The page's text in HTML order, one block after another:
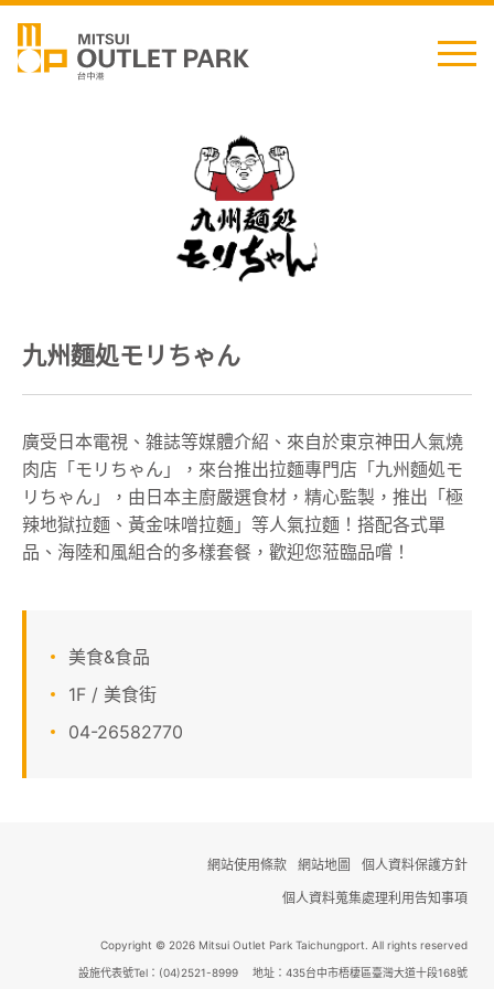
最新消息
櫃位資訊
顧客服務
線上DM
九州麵処モリちゃん
廣受日本電視、雑誌等媒體介紹、來自於東京神田人氣燒
肉店「モリちゃん」，來台推出拉麵專門店「九州麵処モ
リちゃん」，由日本主廚嚴選食材，精心監製，推出「極
辣地獄拉麵、黃金味噌拉麵」等人氣拉麵！搭配各式單
品、海陸和風組合的多樣套餐，歡迎您蒞臨品嚐！
美食&食品
1F / 美食街
04-26582770
網站使用條款 網站地圖
個人資料保護方針
個人資料蒐集處理利用告知事項
Copyright © 2026 Mitsui Outlet Park Taichungport. All rights reserved
設施代表號Tel：(04)2521-8999 地址：435台中市梧棲區臺灣大道十段168號